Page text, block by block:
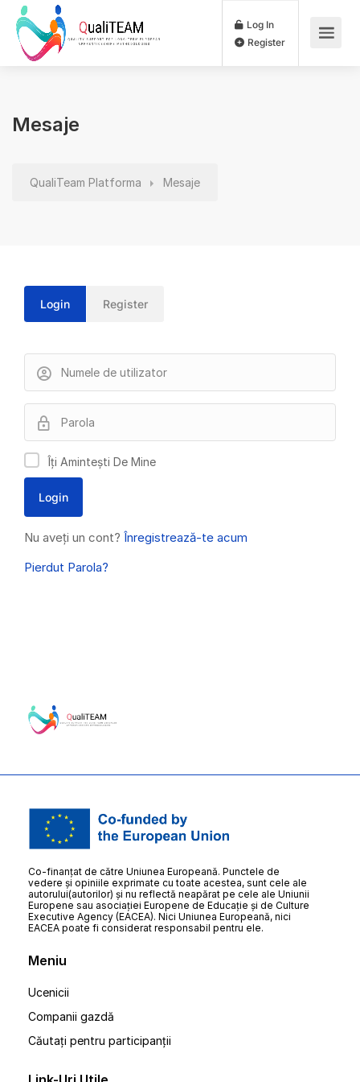
Log In
Mesaje
QualiTeam Platforma Mesaje
Login Register
Îți Amintești De Mine
Nu aveți un cont? Înregistrează-te acum
Pierdut Parola?
Co-finanțat de către Uniunea Europeană. Punctele de
vedere și opiniile exprimate cu toate acestea, sunt cele ale
autorului(autorilor) și nu reflectă neapărat pe cele ale Uniunii
Europene sau asociației Europene de Educație și de Culture
Executive Agency (EACEA). Nici Uniunea Europeană, nici
EACEA poate fi considerat responsabil pentru ele.
Meniu
Ucenicii
Companii gazdă
Căutați pentru participanții